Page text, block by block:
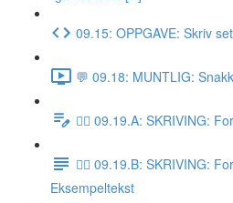
09.15: OPPGAVE: Skriv
💬 09.18: MUNTLIG:
✍🏼 09.19.A: SKRIVING:
✍🏼 09.19.B: SKRIVING:
Eksempeltekst